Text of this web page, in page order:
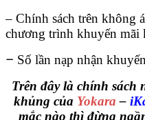
– Chính sách trên không
chương trình khuyến mãi
– Số lần nạp nhận
Trên đây là chính sách
khủng của Yokara –
mắc nào thì đừng